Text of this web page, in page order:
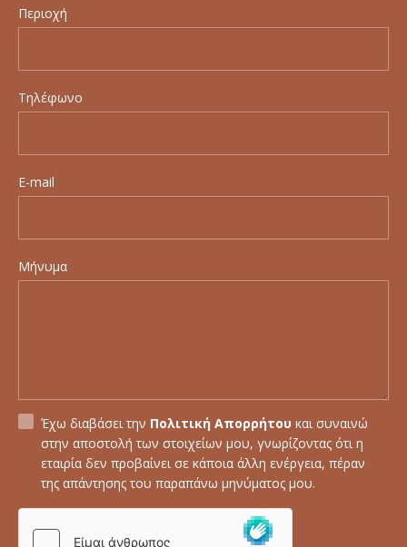
Περιοχή
Τηλέφωνο
E-mail
Μήνυμα
Έχω διαβάσει την Πολιτική Απορρήτου και συναινώ
στην αποστολή των στοιχείων μου, γνωρίζοντας ότι η
εταιρία δεν προβαίνει σε κάποια άλλη ενέργεια, πέραν
της απάντησης του παραπάνω μηνύματος μου.